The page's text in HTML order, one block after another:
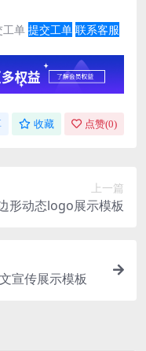
工单 提交工单 联系客服
收藏 点赞(0)
上一篇
形动态logo展示模板
宣传展示模板